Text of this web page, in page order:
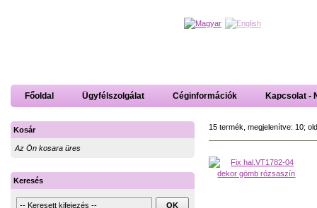
Főoldal Ügyfélszolgálat Céginformációk Kapcsolat -
15 termék, megjelenítve: 10;
Kosár
Az Ön kosara üres
Keresés